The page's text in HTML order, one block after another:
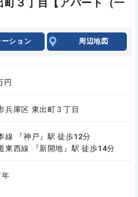
３丁目【アパート（一
ション 周辺地図
円
兵庫区 東出町３丁目
線 『神戸』駅 徒歩12分
東西線 『新開地』駅 徒歩14分
年